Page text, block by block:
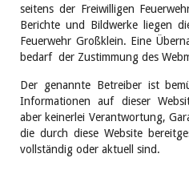
seitens der Freiwilligen
Berichte und Bildwerke liegen
Feuerwehr Großklein. Eine
bedarf der Zustimmung des
Der genannte Betreiber ist
Informationen auf dieser
aber keinerlei Verantwortung,
die durch diese Website
vollständig oder aktuell sind.